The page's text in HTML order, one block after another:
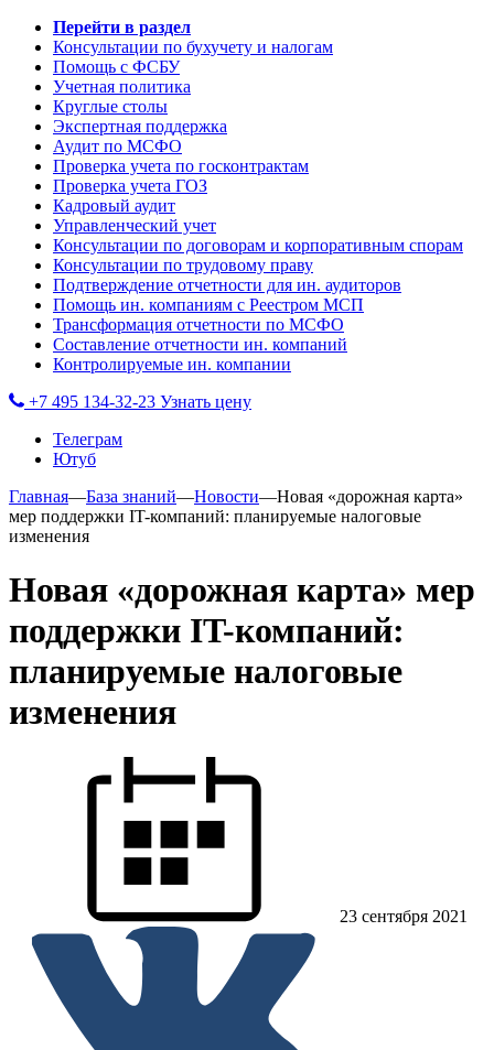
Перейти в раздел
Консультации по бухучету и налогам
Помощь с ФСБУ
Учетная политика
Круглые столы
Экспертная поддержка
Аудит по МСФО
Проверка учета по госконтрактам
Проверка учета ГОЗ
Кадровый аудит
Управленческий учет
Консультации по договорам и корпоративным спорам
Консультации по трудовому праву
Подтверждение отчетности для ин. аудиторов
Помощь ин. компаниям с Реестром МСП
Трансформация отчетности по МСФО
Составление отчетности ин. компаний
Контролируемые ин. компании
+7 495 134-32-23 Узнать цену
Телеграм
Ютуб
Главная—База знаний—Новости—Новая «дорожная карта»
мер поддержки IT-компаний: планируемые налоговые
изменения
Новая «дорожная карта» мер
поддержки IT-компаний:
планируемые налоговые
изменения
23 сентября 2021